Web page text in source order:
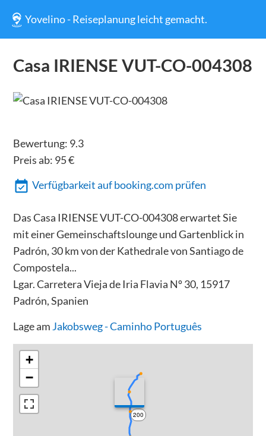
Yovelino - Reiseplanung leicht gemacht.
Casa IRIENSE VUT-CO-004308
Bewertung: 9.3
Preis ab: 95€
Verfügbarkeit auf booking.com prüfen
Das Casa IRIENSE VUT-CO-004308 erwartet Sie
mit einer Gemeinschaftslounge und Gartenblick in
Padrón, 30 km von der Kathedrale von Santiago de
Compostela...
Lgar. Carretera Vieja de Iria Flavia Nº 30, 15917
Padrón, Spanien
Lage am Jakobsweg - Caminho Português
200
+
−